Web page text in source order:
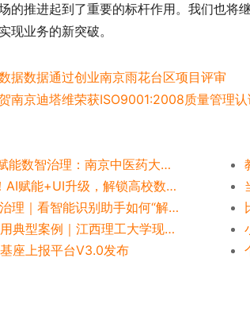
的推进起到了重要的标杆作用。我们也将
现业务的新突破。
据数据通过创业南京雨花台区项目评审
南京迪塔维荣获ISO9001:2008质量管理
[案例分享]AI赋能数智治理：南京中医药大学的业数融合校园服务新范式
5.0焕新上线！AI赋能+UI升级，解锁高校数智治理新体验
当AI遇上数据治理｜看智能识别助手如何“解放双手、效率为王”
数字化赋能应用典型案例｜江西理工大学现代化治理新形态
座上报平台V3.0发布